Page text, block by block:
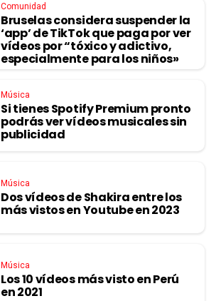
Comunidad
Bruselas considera suspender la
‘app’ de TikTok que paga por ver
vídeos por “tóxico y adictivo,
especialmente para los niños»
Música
Si tienes Spotify Premium pronto
podrás ver vídeos musicales sin
publicidad
Música
Dos vídeos de Shakira entre los
más vistos en Youtube en 2023
Música
Los 10 vídeos más visto en Perú
en 2021